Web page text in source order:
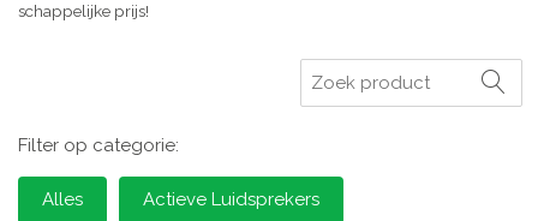
schappelijke prijs!
Zoeken
Filter op categorie:
Alles Actieve Luidsprekers